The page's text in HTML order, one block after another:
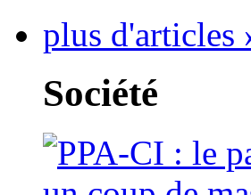
plus d'articles
Société